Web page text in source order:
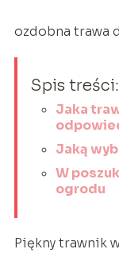
ozdobna trawa
Spis treści:
Jaka
Jaką
W
ogrodu
Piękny trawnik